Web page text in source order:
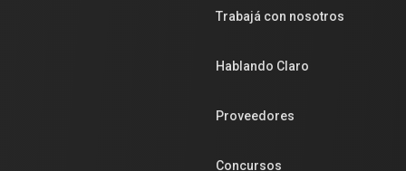
Trabajá con nosotros
Hablando Claro
Proveedores
Concursos